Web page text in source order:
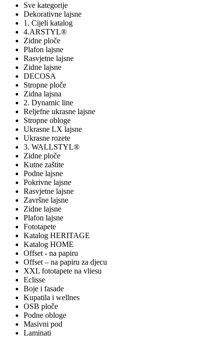
Sve kategorije
Dekorativne lajsne
1. Cijeli katalog
4.ARSTYL®
Zidne ploče
Plafon lajsne
Rasvjetne lajsne
Zidne lajsne
DECOSA
Stropne ploče
Zidna lajsna
2. Dynamic line
Reljefne ukrasne lajsne
Stropne obloge
Ukrasne LX lajsne
Ukrasne rozete
3. WALLSTYL®
Zidne ploče
Kutne zaštite
Podne lajsne
Pokrivne lajsne
Rasvjetne lajsne
Završne lajsne
Zidne lajsne
Plafon lajsne
Fototapete
Katalog HERITAGE
Katalog HOME
Offset - na papiru
Offset – na papiru za djecu
XXL fototapete na vliesu
Eclisse
Boje i fasade
Kupatila i wellnes
OSB ploče
Podne obloge
Masivni pod
Laminati